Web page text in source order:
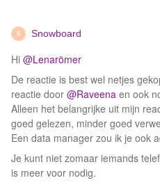
S Snowboard
Hi ​ @Lenarömer
De reactie is best wel netjes
reactie door ​ @Raveena en ook
Alleen het belangrijke uit mijn
goed gelezen, minder goed
Een data manager zou ik je ook
Je kunt niet zomaar iemands
is meer voor nodig.